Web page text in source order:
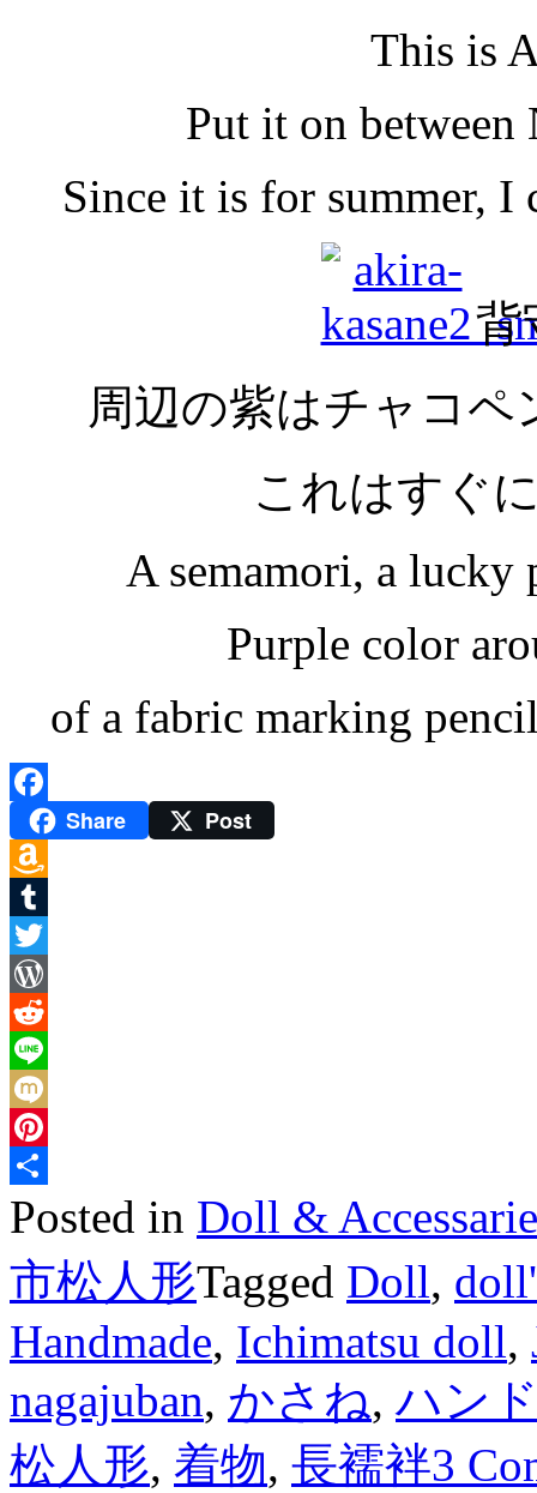
This is
Put it on between
Since it is for summer, I
背
周辺の紫はチャコ
これはすぐ
A semamori, a lucky
Purple color
of a fabric marking
FacebookShare Post
Amazon
Wish
List
Tumblr
Twitter
WordPress
Reddit
Line
Mixi
Pinterest
Share
Posted in Doll &
市松人形Tagged Doll,
Handmade, Ichimatsu doll,
nagajuban, かさね,ハン
松人形, 着物, 長襦袢3